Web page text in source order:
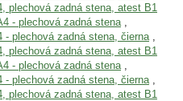
plechová zadná stena, atest B1
- plechová zadná stena ,
- plechová zadná stena, čierna ,
plechová zadná stena, atest B1
- plechová zadná stena ,
- plechová zadná stena, čierna ,
plechová zadná stena, atest B1